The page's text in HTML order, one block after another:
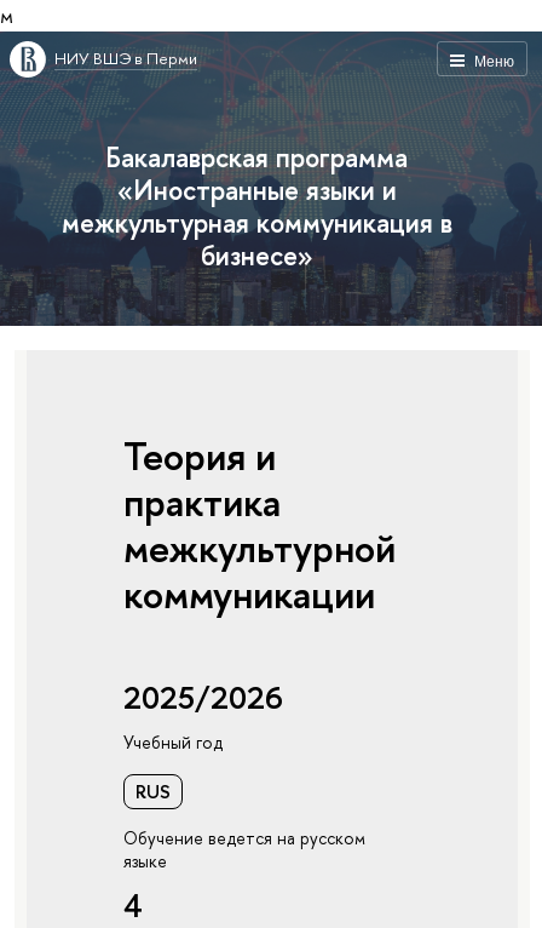
м
Меню
НИУ ВШЭ в Перми
Бакалаврская программа
«Иностранные языки и
межкультурная коммуникация в
бизнесе»
Теория и
практика
межкультурной
коммуникации
2025/2026
Учебный год
RUS
Обучение ведется на русском
языке
4